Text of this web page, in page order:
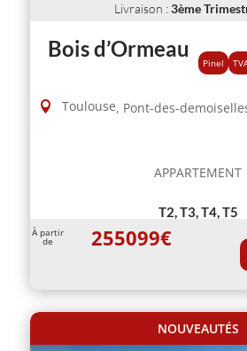
Livraison :3ème
Bois d’Ormeau
Pinel
Toulouse, Pont-des-
APPARTEMENT
T2, T3, T4, T5
À partir
de 255099€
NOUVEAUTÉS